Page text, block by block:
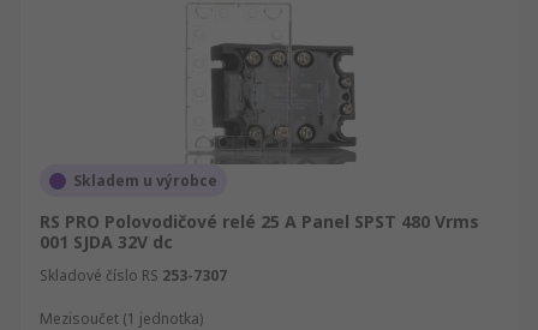
Skladem u výrobce
RS PRO Polovodičové relé 25 A Panel SPST 480 Vrms
001 SJDA 32V dc
Skladové číslo RS 253-7307
Mezisoučet (1 jednotka)